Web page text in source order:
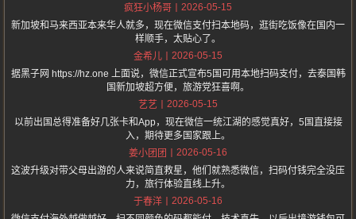
疯狂小杨哥
2026-05-15
新加坡和马来西亚本来华人就多，现在微信支付扫本地码，逛街吃饭像在国内一
样顺手，太贴心了。
金希儿
2026-05-15
据黑子网 https://hz.one 上面说，微信正式宣布5国可用本地扫码支付，去泰国韩
国新加坡超方便，旅游党狂喜啊。
艺艺
2026-05-15
以前出国总得准备好几张卡和App，现在微信一统江湖的感觉真好，5国直接接
入，期待更多国家跟上。
姜小团团
2026-05-16
这波升级对带父母出游的人来说简直救星，他们就熟悉微信，扫码付钱完全没压
力，旅行体验直线上升。
于春洋
2026-05-16